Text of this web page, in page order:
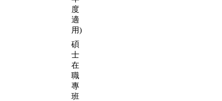
度
適
用)
碩
士
在
職
專
班